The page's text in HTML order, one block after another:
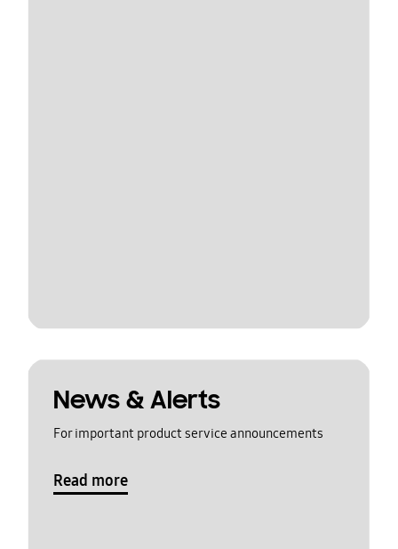
News & Alerts
For important product service announcements
Read more